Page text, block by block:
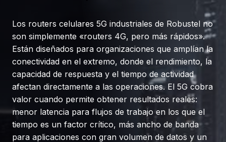
Los routers celulares 5G industriales de Robustel no
son simplemente «routers 4G, pero más rápidos».
Están diseñados para organizaciones que amplían la
conectividad en el extremo, donde el rendimiento, la
capacidad de respuesta y el tiempo de actividad
afectan directamente a las operaciones. El 5G cobra
valor cuando permite obtener resultados reales:
menor latencia para flujos de trabajo en los que el
tiempo es un factor crítico, más ancho de banda
para aplicaciones con gran volumen de datos y un